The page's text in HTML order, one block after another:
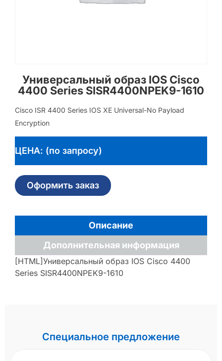
Универсальный образ IOS Cisco
4400 Series SISR4400NPEK9-1610
Cisco ISR 4400 Series IOS XE Universal-No Payload
Encryption
ЦЕНА: (по запросу)
Оформить заказ
Описание
Дополнительная информация
[HTML]Универсальный образ IOS Cisco 4400
Series SISR4400NPEK9-1610
Специальное предложение